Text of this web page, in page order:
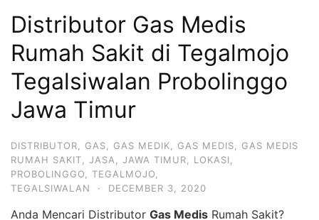
Distributor Gas Medis
Rumah Sakit di Tegalmojo
Tegalsiwalan Probolinggo
Jawa Timur
DISTRIBUTOR GAS GAS MEDIK GAS MEDIS
GAS MEDIS
RUMAH SAKIT
JASA JAWA TIMUR LOKASI
PROBOLINGGO
TEGALMOJO
TEGALSIWALAN
· DECEMBER 3, 2020
Anda Mencari Distributor Gas Medis Rumah Sakit?